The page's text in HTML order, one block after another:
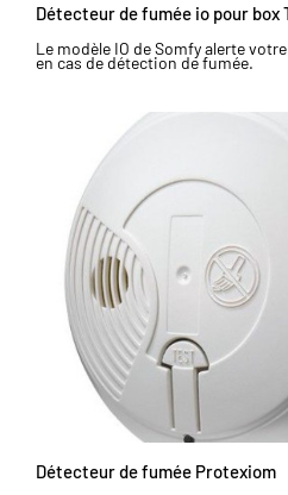
Détecteur de fumée io pour box
Le modèle IO de Somfy alerte
en cas de détection de fumée.
Détecteur de fumée Protexiom